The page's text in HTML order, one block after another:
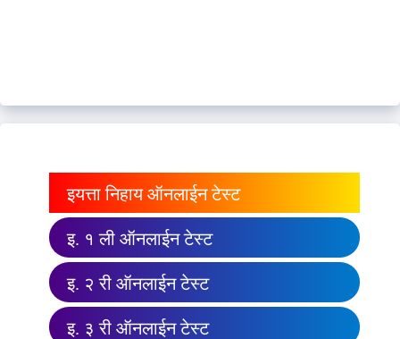
इयत्ता निहाय ऑनलाईन टेस्ट
इ. १ ली ऑनलाईन टेस्ट
इ. २ री ऑनलाईन टेस्ट
इ. ३ री ऑनलाईन टेस्ट